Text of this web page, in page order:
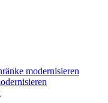
modernisieren